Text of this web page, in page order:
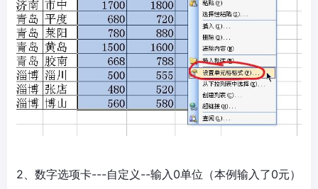
2、数字选项卡---自定义--输入0单位（本例输入了0元）